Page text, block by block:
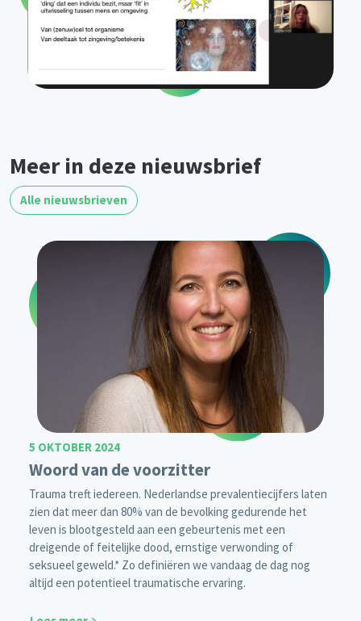
Meer in deze nieuwsbrief
Alle nieuwsbrieven
5 OKTOBER 2024
Woord van de voorzitter
Trauma treft iedereen. Nederlandse prevalentiecijfers laten
zien dat meer dan 80% van de bevolking gedurende het
leven is blootgesteld aan een gebeurtenis met een
dreigende of feitelijke dood, ernstige verwonding of
seksueel geweld.* Zo definiëren we vandaag de dag nog
altijd een potentieel traumatische ervaring.